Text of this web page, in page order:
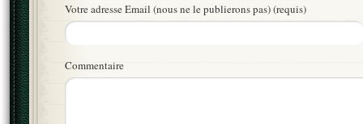
Votre adresse Email (nous ne le publierons pas) (requis)
Commentaire